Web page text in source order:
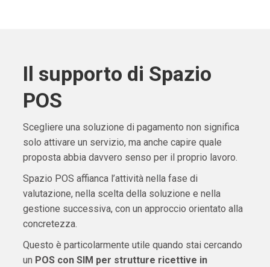
Il supporto di Spazio
POS
Scegliere una soluzione di pagamento non significa
solo attivare un servizio, ma anche capire quale
proposta abbia davvero senso per il proprio lavoro.
Spazio POS affianca l’attività nella fase di
valutazione, nella scelta della soluzione e nella
gestione successiva, con un approccio orientato alla
concretezza.
Questo è particolarmente utile quando stai cercando
un POS con SIM per strutture ricettive in